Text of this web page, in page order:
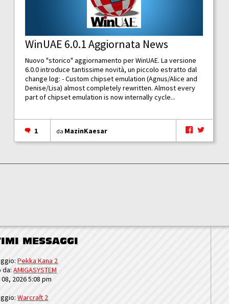
WinUAE 6.0.1 Aggiornata News
Nuovo "storico" aggiornamento per WinUAE. La versione
6.0.0 introduce tantissime novità, un piccolo estratto dal
change log: - Custom chipset emulation (Agnus/Alice and
Denise/Lisa) almost completely rewritten. Almost every
part of chipset emulation is now internally cycle...
1 da MazinKaesar
MESSAGGI
Pekka Kana 2
da:AMIGASYSTEM
2026 5:08 pm
Warcraft 2